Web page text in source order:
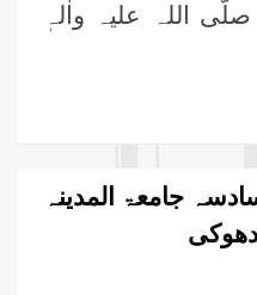
صلَّی اللہ علیہ واٰلہٖ
جامعۃ المدینہ